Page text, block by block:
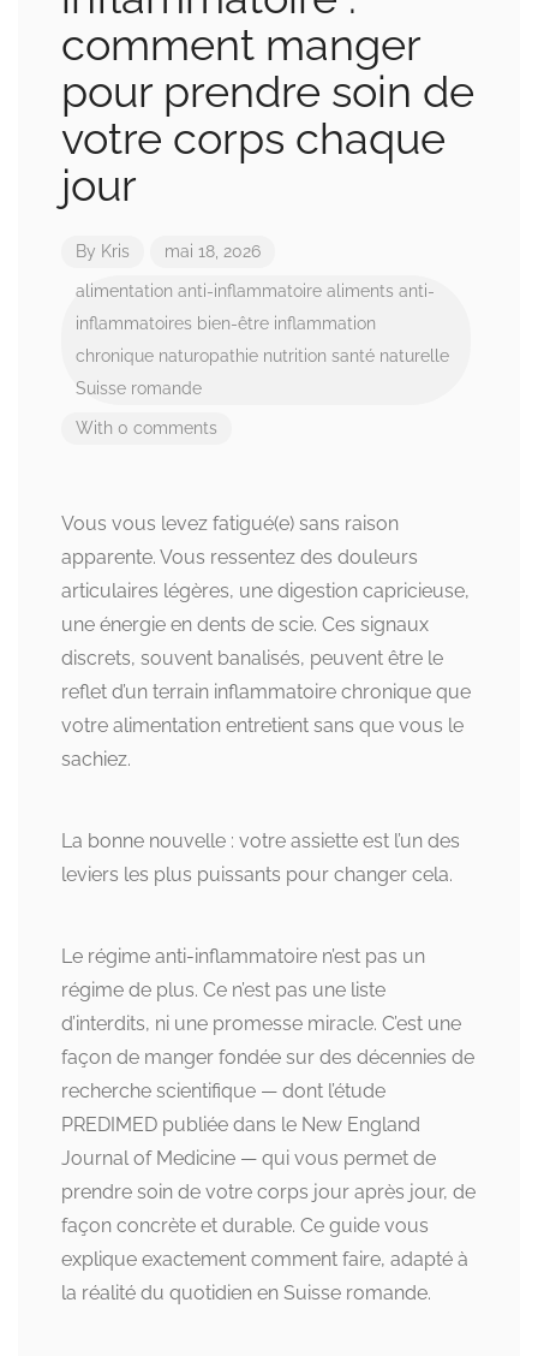
comment manger
pour prendre soin de
votre corps chaque
jour
By Kris mai 18, 2026
alimentation anti-inflammatoire aliments anti-
inflammatoires bien-être inflammation
chronique naturopathie nutrition santé naturelle
Suisse romande
With 0 comments
Vous vous levez fatigué(e) sans raison
apparente. Vous ressentez des douleurs
articulaires légères, une digestion capricieuse,
une énergie en dents de scie. Ces signaux
discrets, souvent banalisés, peuvent être le
reflet d’un terrain inflammatoire chronique que
votre alimentation entretient sans que vous le
sachiez.
La bonne nouvelle : votre assiette est l’un des
leviers les plus puissants pour changer cela.
Le régime anti-inflammatoire n’est pas un
régime de plus. Ce n’est pas une liste
d’interdits, ni une promesse miracle. C’est une
façon de manger fondée sur des décennies de
recherche scientifique — dont l’étude
PREDIMED publiée dans le New England
Journal of Medicine — qui vous permet de
prendre soin de votre corps jour après jour, de
façon concrète et durable. Ce guide vous
explique exactement comment faire, adapté à
la réalité du quotidien en Suisse romande.